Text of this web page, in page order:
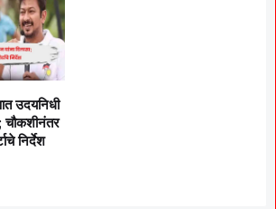
उदयनिधी
चौकशीनंतर
निर्देश